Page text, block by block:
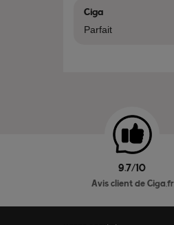
Ciga
Parfait
9.7/10
Avis client de Ciga.fr